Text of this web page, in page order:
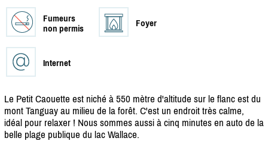
Fumeurs
non permis
Foyer
Internet
Le Petit Caouette est niché à 550 mètre d'altitude sur le flanc est du
mont Tanguay au milieu de la forêt. C'est un endroit très calme,
idéal pour relaxer ! Nous sommes aussi à cinq minutes en auto de la
belle plage publique du lac Wallace.